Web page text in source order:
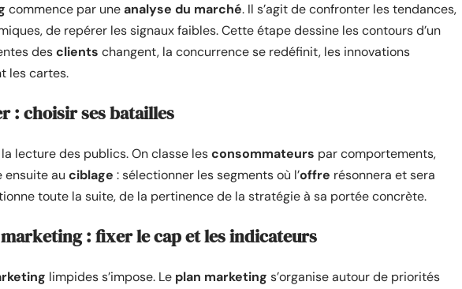
commence par uneanalyse du marché. Il s’agit de confronter les tendances,
de repérer les signaux faibles. Cette étape dessine les contours d’un
desclients changent, la concurrence se redéfinit, les innovations
les cartes.
: choisir ses batailles
lecture des publics. On classe lesconsommateurs par comportements,
ensuite au ciblage : sélectionner les segments où l’offre résonnera et sera
toute la suite, de la pertinence de la stratégie à sa portée concrète.
: fixer le cap et les indicateurs
limpides s’impose. Le plan marketing s’organise autour de priorités